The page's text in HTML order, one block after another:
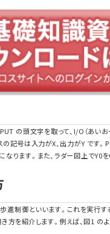
の頭文字を取って、I/O（あい
の記号は入力がX、出力がY です
ります。また、ラダー図上で
進制御といいます。これを実行
方を紹介します。例えば、図1 のよ